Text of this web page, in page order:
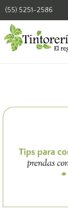
(55) 5251-2586